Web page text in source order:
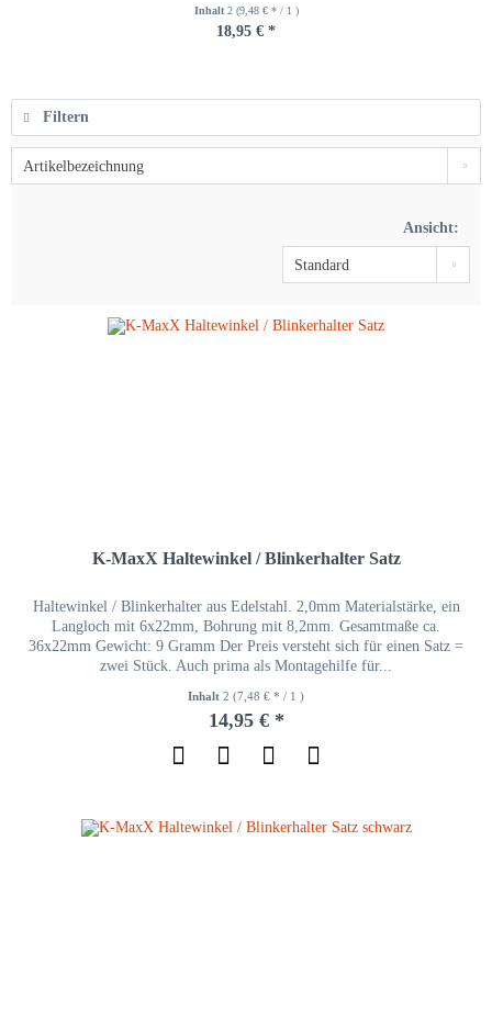
Inhalt 2 (9,48 € * / 1 )
18,95 € *
Filtern
Ansicht:
K-MaxX Haltewinkel / Blinkerhalter Satz
Haltewinkel / Blinkerhalter aus Edelstahl. 2,0mm Materialstärke, ein
Langloch mit 6x22mm, Bohrung mit 8,2mm. Gesamtmaße ca.
36x22mm Gewicht: 9 Gramm Der Preis versteht sich für einen Satz =
zwei Stück. Auch prima als Montagehilfe für...
Inhalt2(7,48 € * / 1 )
14,95 € *